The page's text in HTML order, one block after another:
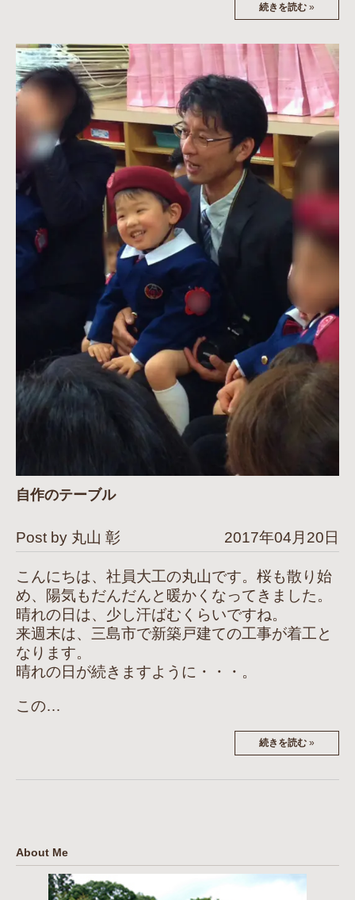
続きを読む »
自作のテーブル
Post by 丸山 彰 2017年04月20日
こんにちは、社員大工の丸山です。桜も散り始
め、陽気もだんだんと暖かくなってきました。
晴れの日は、少し汗ばむくらいですね。
来週末は、三島市で新築戸建ての工事が着工と
なります。
晴れの日が続きますように・・・。
この…
続きを読む »
About Me